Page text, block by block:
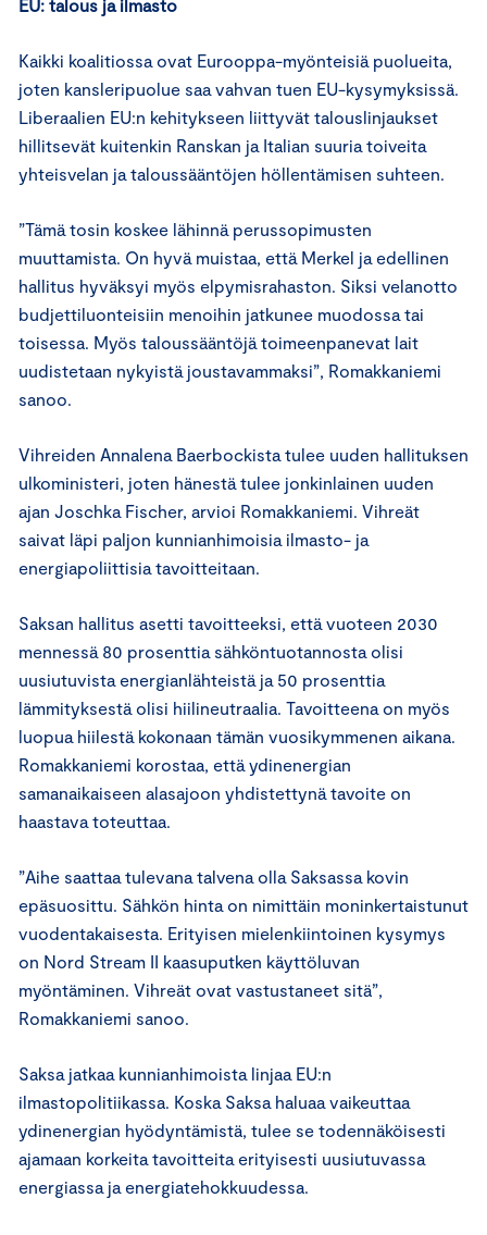
EU: talous ja ilmasto
Kaikki koalitiossa ovat Eurooppa-myönteisiä puolueita,
joten kansleripuolue saa vahvan tuen EU-kysymyksissä.
Liberaalien EU:n kehitykseen liittyvät talouslinjaukset
hillitsevät kuitenkin Ranskan ja Italian suuria toiveita
yhteisvelan ja taloussääntöjen höllentämisen suhteen.
”Tämä tosin koskee lähinnä perussopimusten
muuttamista. On hyvä muistaa, että Merkel ja edellinen
hallitus hyväksyi myös elpymisrahaston. Siksi velanotto
budjettiluonteisiin menoihin jatkunee muodossa tai
toisessa. Myös taloussääntöjä toimeenpanevat lait
uudistetaan nykyistä joustavammaksi”, Romakkaniemi
sanoo.
Vihreiden Annalena Baerbockista tulee uuden hallituksen
ulkoministeri, joten hänestä tulee jonkinlainen uuden
ajan Joschka Fischer, arvioi Romakkaniemi. Vihreät
saivat läpi paljon kunnianhimoisia ilmasto- ja
energiapoliittisia tavoitteitaan.
Saksan hallitus asetti tavoitteeksi, että vuoteen 2030
mennessä 80 prosenttia sähköntuotannosta olisi
uusiutuvista energianlähteistä ja 50 prosenttia
lämmityksestä olisi hiilineutraalia. Tavoitteena on myös
luopua hiilestä kokonaan tämän vuosikymmenen aikana.
Romakkaniemi korostaa, että ydinenergian
samanaikaiseen alasajoon yhdistettynä tavoite on
haastava toteuttaa.
”Aihe saattaa tulevana talvena olla Saksassa kovin
epäsuosittu. Sähkön hinta on nimittäin moninkertaistunut
vuodentakaisesta. Erityisen mielenkiintoinen kysymys
on Nord Stream II kaasuputken käyttöluvan
myöntäminen. Vihreät ovat vastustaneet sitä”,
Romakkaniemi sanoo.
Saksa jatkaa kunnianhimoista linjaa EU:n
ilmastopolitiikassa. Koska Saksa haluaa vaikeuttaa
ydinenergian hyödyntämistä, tulee se todennäköisesti
ajamaan korkeita tavoitteita erityisesti uusiutuvassa
energiassa ja energiatehokkuudessa.